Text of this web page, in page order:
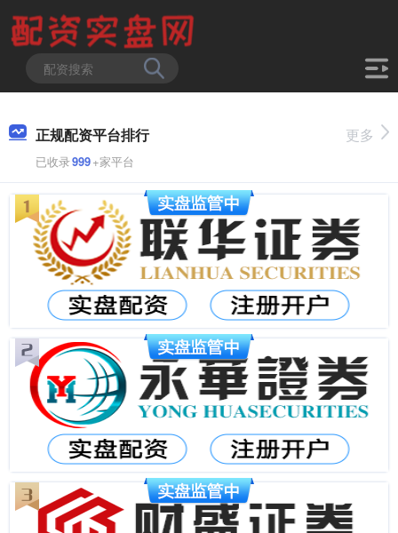
正规配资平台排行
已收录999+家平台
更多